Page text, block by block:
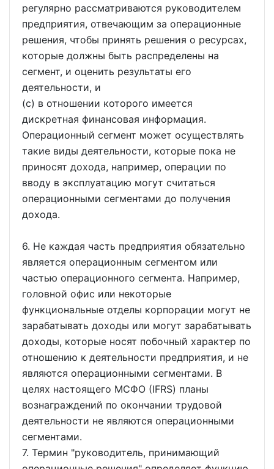
регулярно рассматриваются руководителем
предприятия, отвечающим за операционные
решения, чтобы принять решения о ресурсах,
которые должны быть распределены на
сегмент, и оценить результаты его
деятельности, и
(c) в отношении которого имеется
дискретная финансовая информация.
Операционный сегмент может осуществлять
такие виды деятельности, которые пока не
приносят дохода, например, операции по
вводу в эксплуатацию могут считаться
операционными сегментами до получения
дохода.
6. Не каждая часть предприятия обязательно
является операционным сегментом или
частью операционного сегмента. Например,
головной офис или некоторые
функциональные отделы корпорации могут не
зарабатывать доходы или могут зарабатывать
доходы, которые носят побочный характер по
отношению к деятельности предприятия, и не
являются операционными сегментами. В
целях настоящего МСФО (IFRS) планы
вознаграждений по окончании трудовой
деятельности не являются операционными
сегментами.
7. Термин "руководитель, принимающий